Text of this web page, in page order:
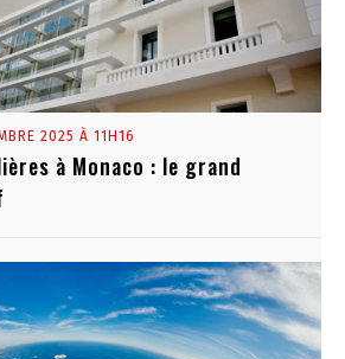
2025 À 11H16
à Monaco : le grand